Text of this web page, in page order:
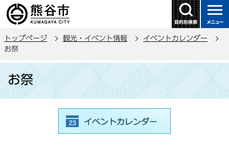
の
ー
トップページ 観光・イベント情報
イベントカレンダー
お祭
お祭